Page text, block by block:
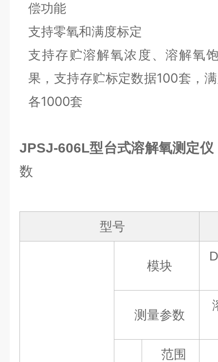
偿功能
支持零氧和满度标定
支持存贮溶解氧浓度、溶解氧
果，支持存贮标定数据100套，
各1000套
JPSJ-606L型台式溶解氧测定
数
型号
模块
测量参数
范围